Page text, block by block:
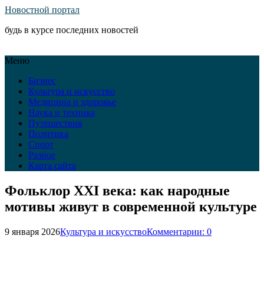
Новостной портал
будь в курсе последних новостей
Меню
Бизнес
Культура и искусство
Медицина и здоровье
Наука и техника
Путешествия
Политика
Спорт
Разное
Карта сайта
Фольклор XXI века: как народные
мотивы живут в современной культуре
9 января 2026Культура и искусствоКомментарии: 0